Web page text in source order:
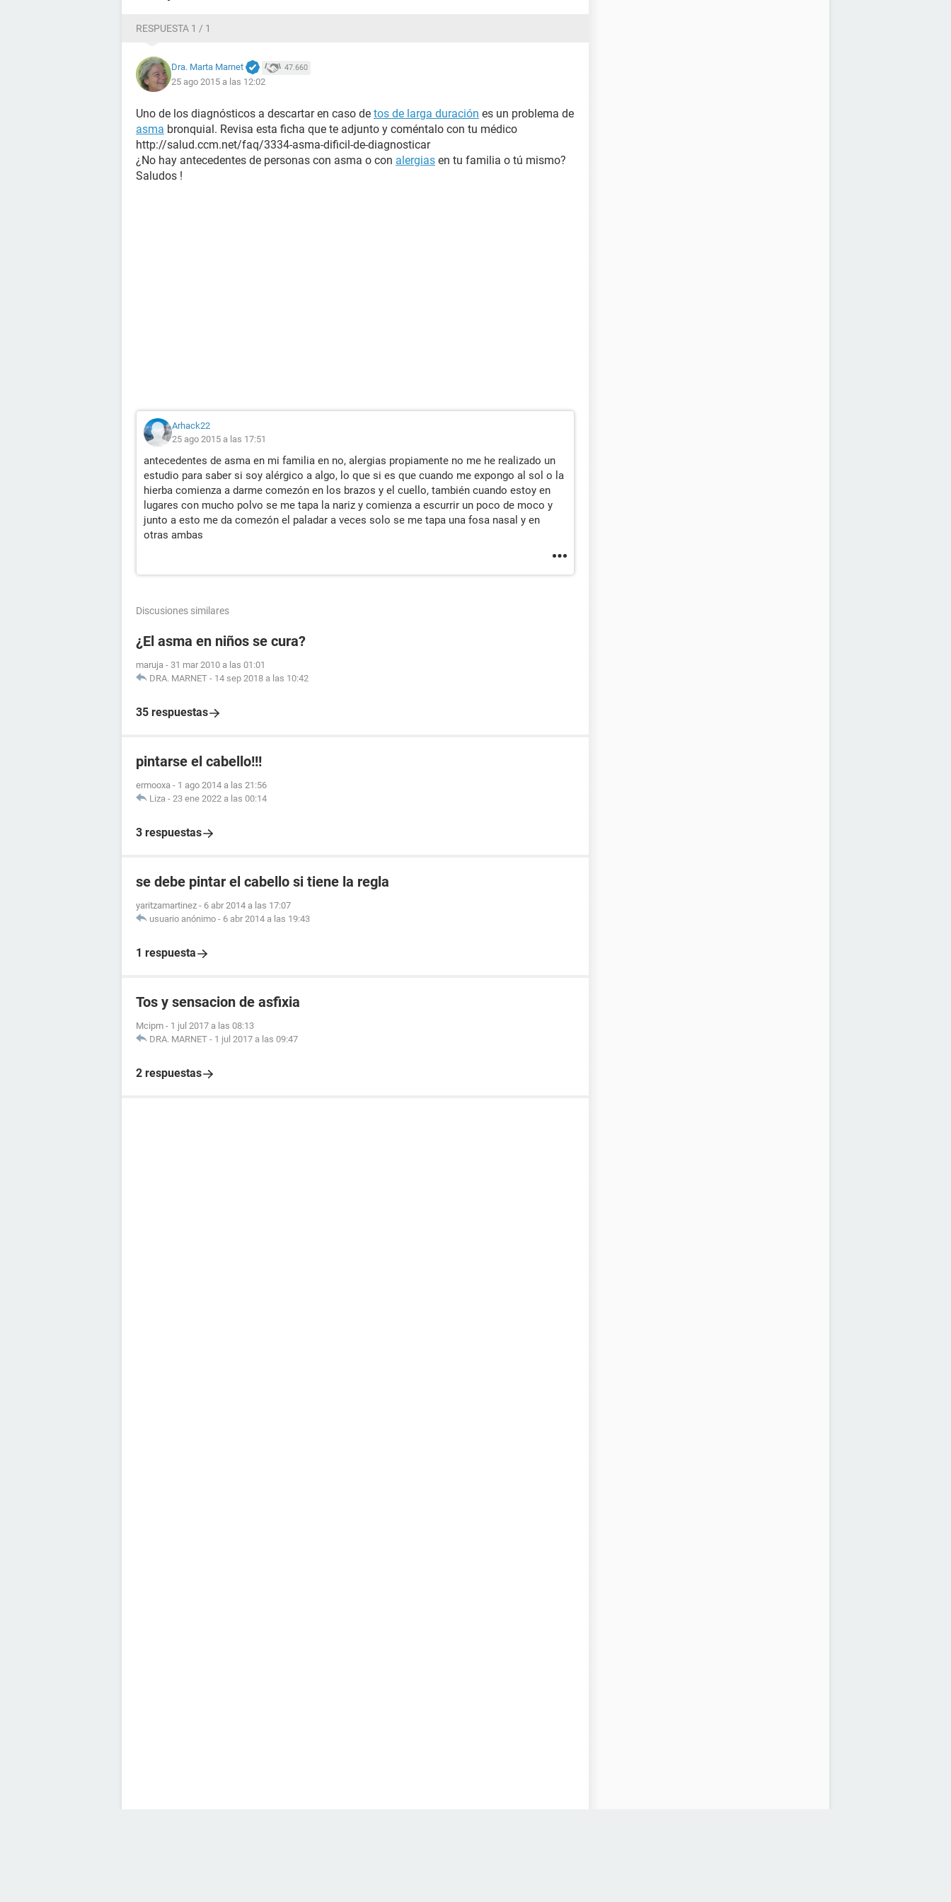
RESPUESTA 1 / 1
Dra. Marta Marnet 47.660
25 ago 2015 a las 12:02
Uno de los diagnósticos a descartar en caso de tos de larga duración es un problema de
asma bronquial. Revisa esta ficha que te adjunto y coméntalo con tu médico
http://salud.ccm.net/faq/3334-asma-dificil-de-diagnosticar
¿No hay antecedentes de personas con asma o con alergias en tu familia o tú mismo?
Saludos !
Arhack22
25 ago 2015 a las 17:51
antecedentes de asma en mi familia en no, alergias propiamente no me he realizado un
estudio para saber si soy alérgico a algo, lo que si es que cuando me expongo al sol o la
hierba comienza a darme comezón en los brazos y el cuello, también cuando estoy en
lugares con mucho polvo se me tapa la nariz y comienza a escurrir un poco de moco y
junto a esto me da comezón el paladar a veces solo se me tapa una fosa nasal y en
otras ambas
Discusiones similares
¿El asma en niños se cura?
maruja - 31 mar 2010 a las 01:01
DRA. MARNET - 14 sep 2018 a las 10:42
35 respuestas
pintarse el cabello!!!
ermooxa - 1 ago 2014 a las 21:56
Liza - 23 ene 2022 a las 00:14
3 respuestas
se debe pintar el cabello si tiene la regla
yaritzamartinez - 6 abr 2014 a las 17:07
usuario anónimo - 6 abr 2014 a las 19:43
1 respuesta
Tos y sensacion de asfixia
Mcipm - 1 jul 2017 a las 08:13
DRA. MARNET - 1 jul 2017 a las 09:47
2 respuestas